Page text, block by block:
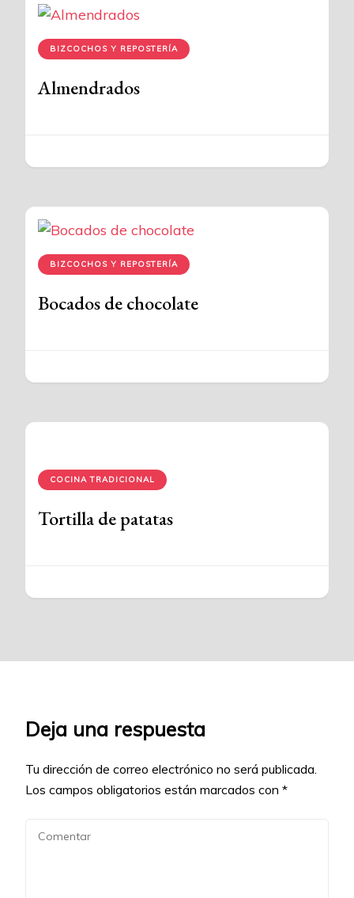
BIZCOCHOS Y REPOSTERÍA
Almendrados
BIZCOCHOS Y REPOSTERÍA
Bocados de chocolate
COCINA TRADICIONAL
Tortilla de patatas
Deja una respuesta
Tu dirección de correo electrónico no será publicada.
Los campos obligatorios están marcados con *